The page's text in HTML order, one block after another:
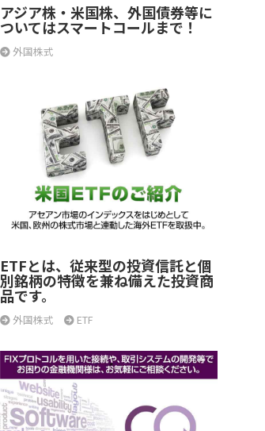
アジア株・米国株、外国債券等に
ついてはスマートコールまで！
外国株式
ETFとは、従来型の投資信託と個
別銘柄の特徴を兼ね備えた投資商
品です。
外国株式 ETF